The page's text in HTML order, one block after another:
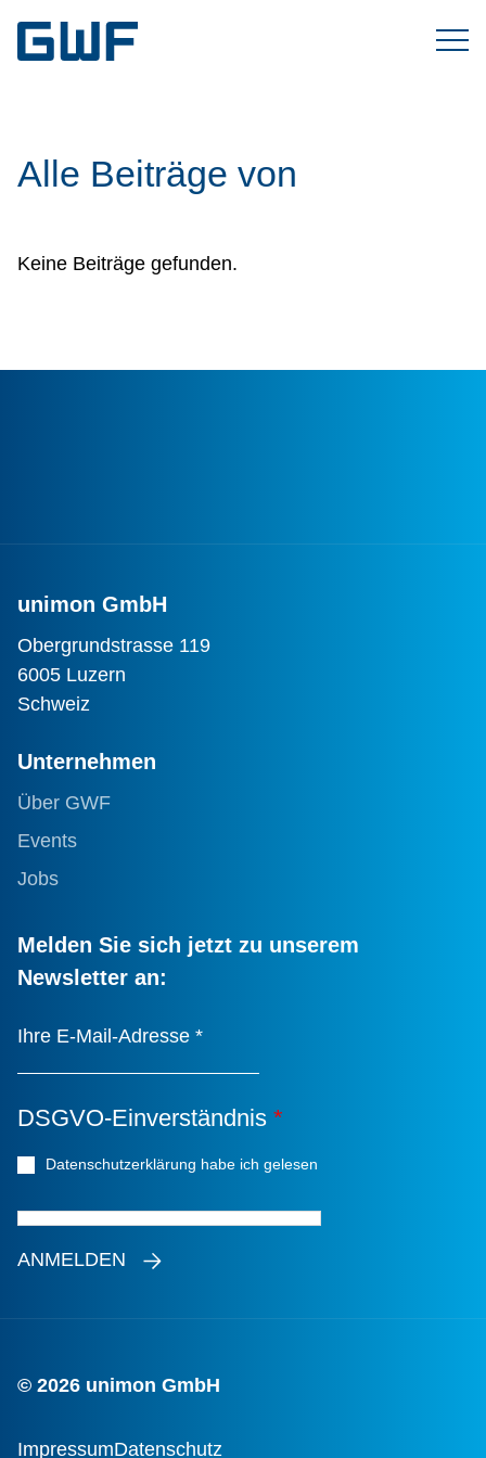
Alle Beiträge von
Keine Beiträge gefunden.
unimon GmbH
Obergrundstrasse 119
6005 Luzern
Schweiz
Unternehmen
Über GWF
Events
Jobs
Melden Sie sich jetzt zu unserem
Newsletter an:
Ihre E-Mail-Adresse *
DSGVO-Einverständnis *
Datenschutzerklärung habe ich gelesen
ANMELDEN
© 2026 unimon GmbH
ImpressumDatenschutz